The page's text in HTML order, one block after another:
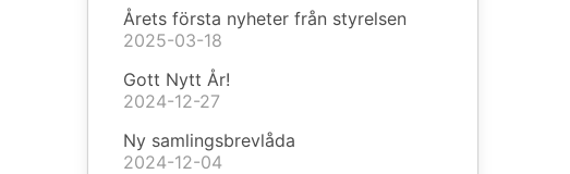
Årets första nyheter från styrelsen
2025-03-18
Gott Nytt År!
2024-12-27
Ny samlingsbrevlåda
2024-12-04